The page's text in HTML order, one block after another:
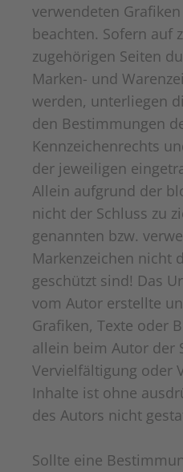
verwendeten
beachten. Sofern auf
zugehörigen Seiten
Marken- und
werden, unterliegen
den Bestimmungen
Kennzeichenrechts
der jeweiligen
Allein aufgrund der
nicht der Schluss zu
genannten bzw.
Markenzeichen nicht
geschützt sind! Das
vom Autor erstellte
Grafiken, Texte oder
allein beim Autor der
Vervielfältigung oder
Inhalte ist ohne
des Autors nicht
Sollte eine